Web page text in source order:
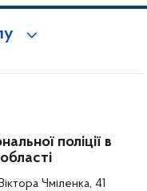
поліції в
Чміленка, 41